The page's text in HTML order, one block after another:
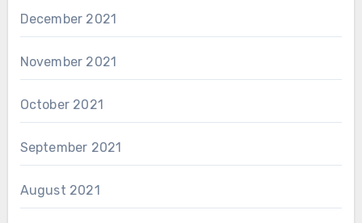
December 2021
November 2021
October 2021
September 2021
August 2021